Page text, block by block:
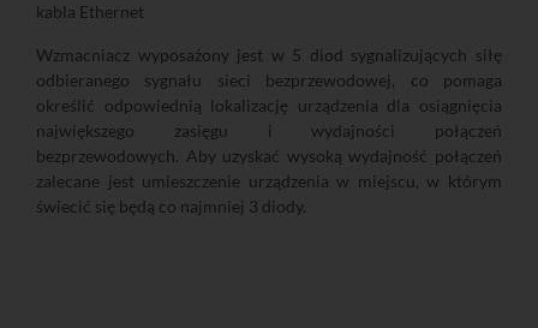
kabla Ethernet
Wzmacniacz wyposażony jest w 5 diod sygnalizujących siłę
odbieranego sygnału sieci bezprzewodowej, co pomaga
określić odpowiednią lokalizację urządzenia dla osiągnięcia
największego zasięgu i wydajności połączeń
bezprzewodowych. Aby uzyskać wysoką wydajność połączeń
zalecane jest umieszczenie urządzenia w miejscu, w którym
świecić się będą co najmniej 3 diody.